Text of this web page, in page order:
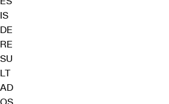
IS
DE
RE
SU
LT
AD